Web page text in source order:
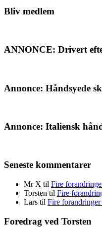
sitet
Bliv medlem
ANNONCE: Drivert
Annonce: Håndsyede
Annonce: Italiensk
Seneste kommentarer
Mr X til Fire
Torsten til Fire
Lars til Fire
Foredrag ved Torsten